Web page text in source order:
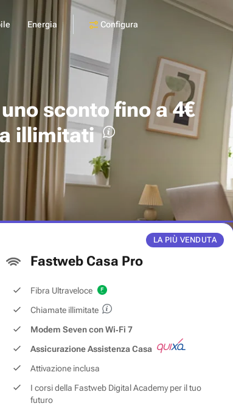
Energia Configura
sconto fino a 4€
illimitati
LA PIÙ VENDUTA
Fastweb Casa Pro
Fibra Ultraveloce
Chiamate illimitate
Modem Seven con Wi‑Fi 7
Assicurazione Assistenza Casa
Attivazione inclusa
I corsi della Fastweb Digital Academy per il tuo
futuro